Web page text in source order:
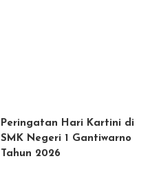
Peringatan Hari Kartini di
SMK Negeri 1 Gantiwarno
Tahun 2026